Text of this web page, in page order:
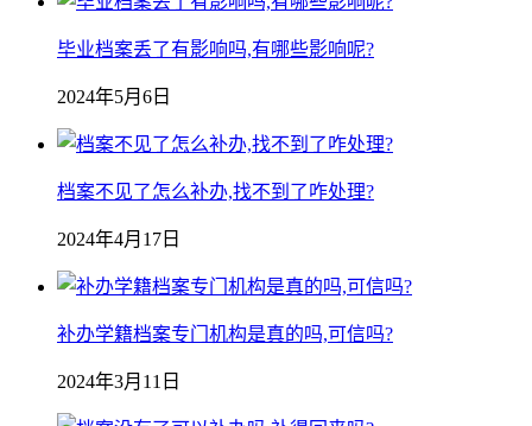
毕业档案丢了有影响吗,有哪些影响呢?
2024年5月6日
档案不见了怎么补办,找不到了咋处理?
2024年4月17日
补办学籍档案专门机构是真的吗,可信吗?
2024年3月11日